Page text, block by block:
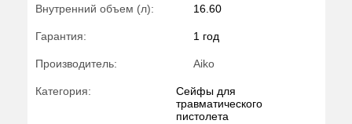
Внутренний объем (л): 16.60
Гарантия: 1 год
Производитель: Aiko
Категория:
Сейфы для
травматического
пистолета